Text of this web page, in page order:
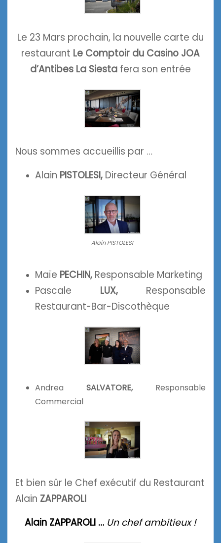
Le 23 Mars prochain, la nouvelle carte du
restaurant Le Comptoir du Casino JOA
d’Antibes La Siesta fera son entrée
Nous sommes accueillis par …
Alain PISTOLESI, Directeur Général
Alain PISTOLESI
Maïe PECHIN, Responsable Marketing
Pascale LUX,Responsable
Restaurant-Bar-Discothèque
Andrea SALVATORE,Responsable
Commercial
Et bien sûr le Chef exécutif du Restaurant
Alain ZAPPAROLI
Alain ZAPPAROLI … Un chef ambitieux !